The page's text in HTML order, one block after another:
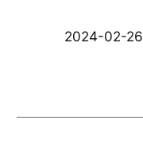
2024-02-26